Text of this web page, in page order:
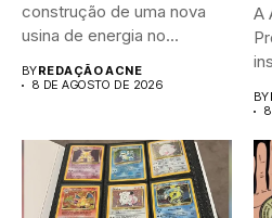
construção de uma nova
usina de energia no...
BYREDAÇÃO ACNE
8 DE AGOSTO DE 2026
A
BY